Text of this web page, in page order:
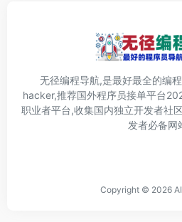
无径编程导航,是最好最全的编
hacker,推荐国外程序员接单平台
职业者平台,收集国内独立开发者社
发者必备网
Copyright © 2026